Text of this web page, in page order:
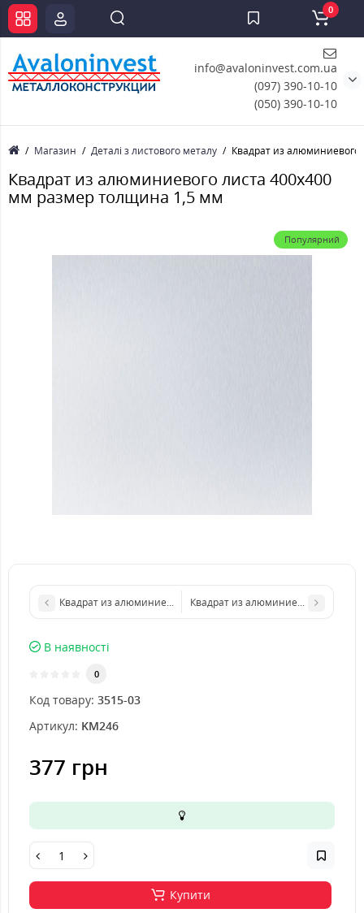
info@avaloninvest.com.ua
(097) 390-10-10
(050) 390-10-10
0
Магазин Деталі з листового металу Квадрат из
Квадрат из алюминиевого листа 400х400
мм размер толщина 1,5 мм
Популярний
Квадрат из алюминиевого листа 300х300 мм размер толщина
Квадрат из алюминиевого листа
В наявності
0
Код товару: 3515-03
Артикул: KM246
377 грн
Купити